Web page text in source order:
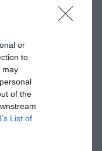
or
to
may
of the
List of